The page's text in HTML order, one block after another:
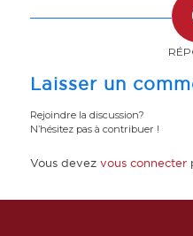
Laisser un
Rejoindre la discussion?
N’hésitez pas à contribuer !
Vous devez vous connecter